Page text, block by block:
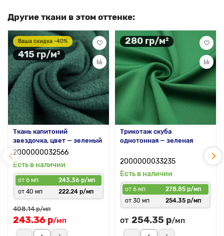
Другие ткани в этом оттенке:
Ваша скидка -40%
415 гр/м²
Ткань капитоний
звездочка, цвет — зеленый
2000000032566
Есть в наличии
от 6 мп
243.36 р/мп
от 40 мп
222.24 р/мп
408.14 р/мп
243.36 р/мп
280 гр/м²
Трикотаж скуба
однотонная — зеленая
2000000033235
Есть в наличии
от 6 мп
278.85 р/мп
от 30 мп
254.35 р/мп
от 254.35 р/мп